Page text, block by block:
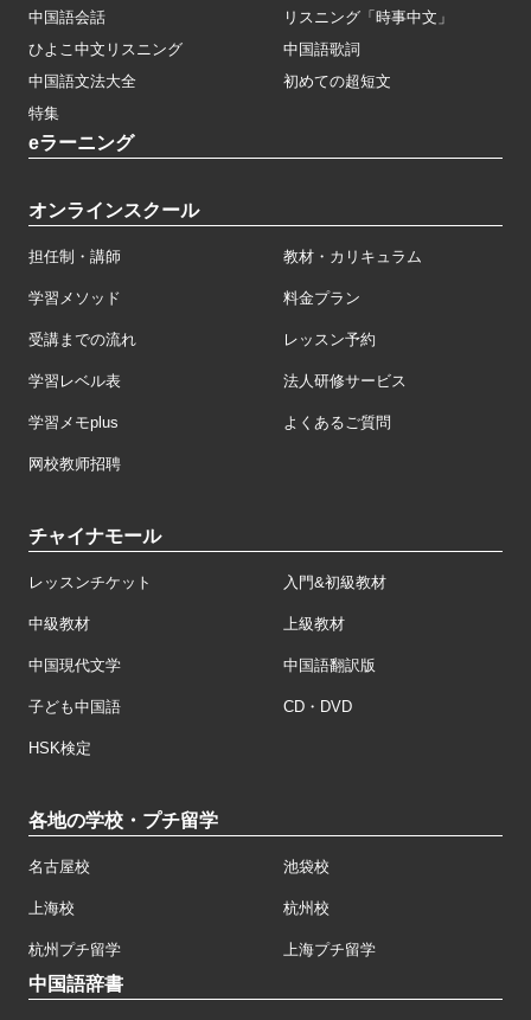
中国語会話
リスニング「時事中文」
ひよこ中文リスニング
中国語歌詞
中国語文法大全
初めての超短文
特集
eラーニング
オンラインスクール
担任制・講師 教材・カリキュラム
学習メソッド 料金プラン
受講までの流れ レッスン予約
学習レベル表 法人研修サービス
学習メモplus よくあるご質問
网校教师招聘
チャイナモール
レッスンチケット 入門&初級教材
中級教材 上級教材
中国現代文学 中国語翻訳版
子ども中国語 CD・DVD
HSK検定
各地の学校・プチ留学
名古屋校 池袋校
上海校 杭州校
杭州プチ留学 上海プチ留学
中国語辞書